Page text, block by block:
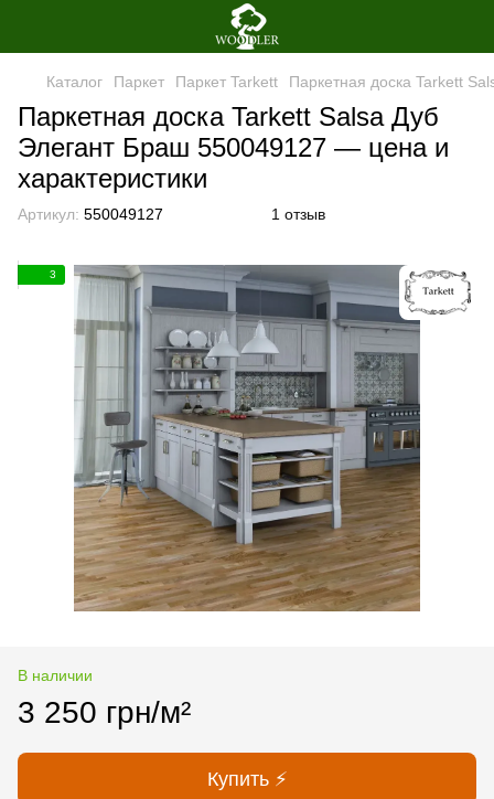
Каталог Паркет Паркет Tarkett Паркетная доска Tarkett
Паркетная доска Tarkett Salsa Дуб
Элегант Браш 550049127 — цена и
характеристики
Артикул: 550049127 1 отзыв
3
В наличии
3 250 грн/м²
Купить ⚡